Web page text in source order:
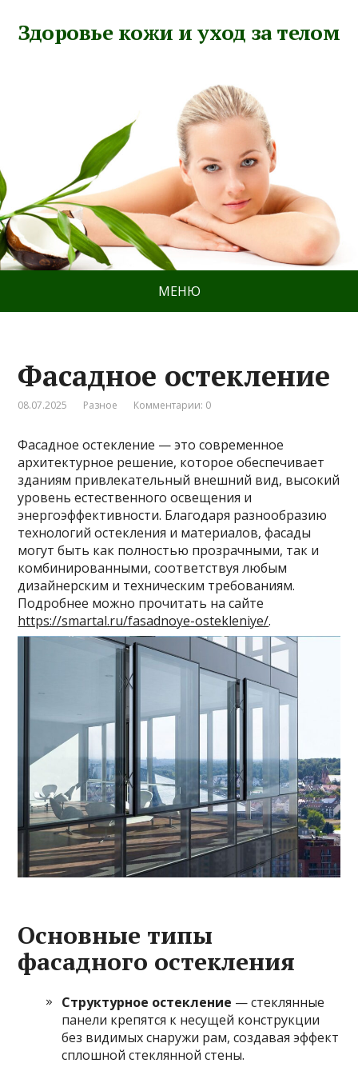
Здоровье кожи и уход за телом
МЕНЮ
Фасадное остекление
08.07.2025 Разное Комментарии: 0
Фасадное остекление — это современное
архитектурное решение, которое обеспечивает
зданиям привлекательный внешний вид, высокий
уровень естественного освещения и
энергоэффективности. Благодаря разнообразию
технологий остекления и материалов, фасады
могут быть как полностью прозрачными, так и
комбинированными, соответствуя любым
дизайнерским и техническим требованиям.
Подробнее можно прочитать на сайте
https://smartal.ru/fasadnoye-ostekleniye/.
Основные типы
фасадного остекления
Структурное остекление — стеклянные
панели крепятся к несущей конструкции
без видимых снаружи рам, создавая эффект
сплошной стеклянной стены.